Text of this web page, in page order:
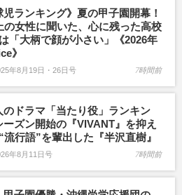
児ランキング》夏の甲子園開幕！
の女性に聞いた、心に残った高校
「大柄で顔が小さい」《2026年
》
年8月19日・26日号 7時間前
のドラマ「当たり役」ランキン
ーズン開始の『VIVANT』を抑え
流行語”を輩出した『半沢直樹』
年8月11日号 7時間前